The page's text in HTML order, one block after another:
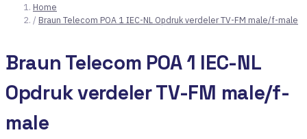
Home
/ Braun Telecom POA 1 IEC-NL Opdruk verdeler TV-FM male/f-male
Braun Telecom POA 1 IEC-NL
Opdruk verdeler TV-FM male/f-
male